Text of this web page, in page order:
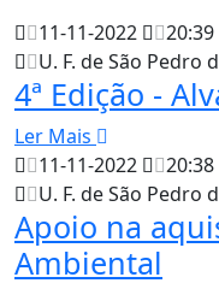
11-11-2022
20:39
U. F. de São Pedro
4ª Edição -
Ler Mais
11-11-2022
20:38
U. F. de São Pedro
Apoio na
Ambiental